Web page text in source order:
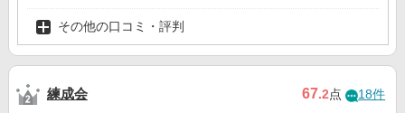
その他の口コミ・評判
練成会 67.2点 18件